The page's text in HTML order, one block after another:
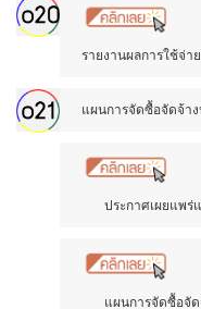
รายงานผลการใช้จ่
แผนการจัดซื้อจัดจ้า
ประกาศเผยแพร่
แผนการจัดซื้อจัด